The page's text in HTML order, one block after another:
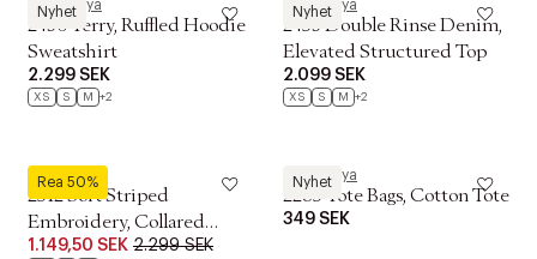
Nyhet
Stine Goya
2430 Terry, Ruffled Hoodie
Sweatshirt
2.299 SEK
XS S M +2
Nyhet
Stine Goya
2453 Double Rinse Denim,
Elevated Structured Top
2.099 SEK
XS S M +2
Rea 50%
Stine Goya
2512 Soft Striped
Embroidery, Collared
Voluminous Dress
1.149,50 SEK 2.299 SEK
Nyhet
Stine Goya
2285 Tote Bags, Cotton Tote
349 SEK